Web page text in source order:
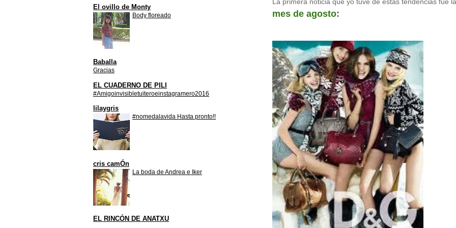
mes de agosto:
El ovillo de Monty
Body floreado
Baballa
Gracias
EL CUADERNO DE PILI
#Amigoinvisibletuiteroeinstagramero2016
lilaygris
#nomedalavida Hasta pronto!!
cris camÓn
La boda de Andrea e Iker
EL RINCÓN DE ANATXU